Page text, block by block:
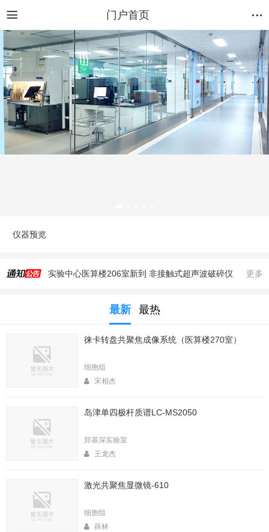
门户首页
仪器预览
实验中心医算楼206室新到 非接触式超声波破碎仪
生命科学实验中心2025年暑期值班表
医算楼（西区田径场新楼）二楼（206室）新到一台落地式超离和一台高速冷冻离心机
2025年4月春季大型仪器培训安排
生命中心2025寒假值班表
2026年春季大型仪器培训安排
生命科学实验中心2026年寒假值班表
更多
最新 最热
徕卡转盘共聚焦成像系统（医算楼270室）
细胞组
宋相杰
岛津单四极杆质谱LC-MS2050
郑基深实验室
王龙杰
激光共聚焦显微镜-610
细胞组
薛林